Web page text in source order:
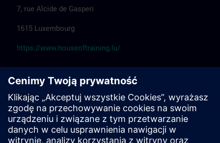
7, rue Alcide de Gasperi
1615 Luxembourg
https://www.houseoftraining.lu/
SITRAIN@Pégard Andenne
Hôtel Pégard Andenne Centre
Av. Reine Elisabeth 59